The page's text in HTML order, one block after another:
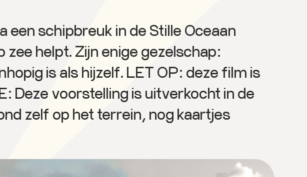
een schipbreuk in de Stille Oceaan
helpt. Zijn enige gezelschap:
is als hijzelf. LET OP: deze film is
Deze voorstelling is uitverkocht in de
zelf op het terrein, nog kaartjes